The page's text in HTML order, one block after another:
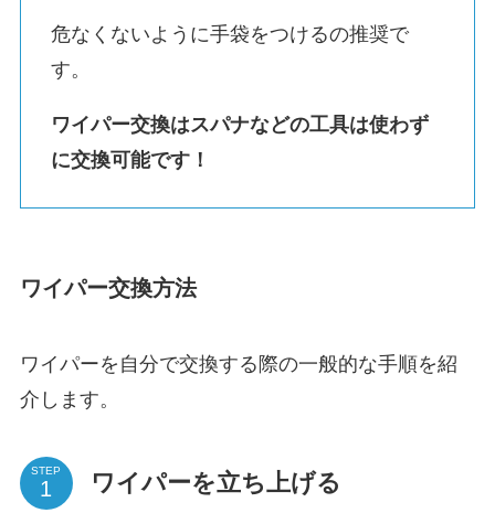
危なくないように手袋をつけるの推奨で
す。
ワイパー交換はスパナなどの工具は使わず
に交換可能です！
ワイパー交換方法
ワイパーを自分で交換する際の一般的な手順を紹
介します。
STEP ワイパーを立ち上げる